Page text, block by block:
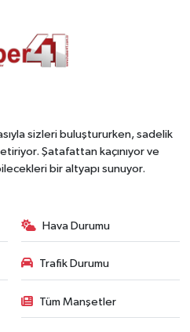
sizleri buluştururken, sadelik
Şatafattan kaçınıyor ve
bir altyapı sunuyor.
Hava Durumu
Trafik Durumu
Tüm Manşetler